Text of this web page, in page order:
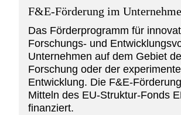
F&E-Förderung im
Das Förderprogramm für
Forschungs- und
Unternehmen auf dem Gebiet
Forschung oder der
Entwicklung. Die F&E-
Mitteln des EU-Struktur-Fonds
finanziert.